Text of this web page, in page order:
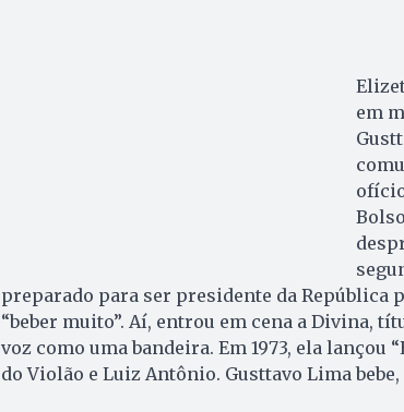
em
preparado para ser presidente da República
“beber muito”. Aí, entrou em cena a Divina,
voz como uma bandeira. Em 1973, ela lançou
do Violão e Luiz Antônio. Gusttavo Lima bebe,